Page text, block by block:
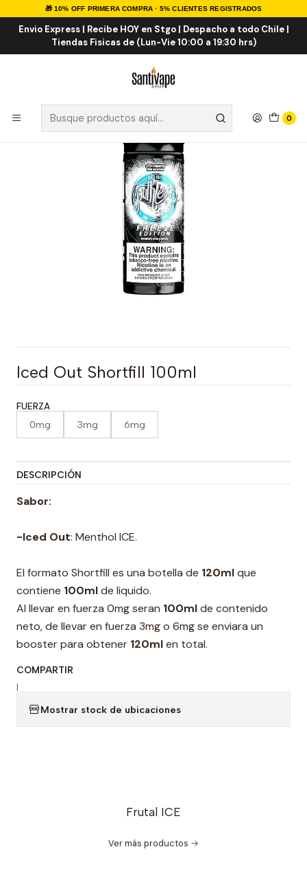
🎁 10% OFF PRIMERA COMPRA · 5% CLIENTES REGISTRADOS
Envio Express | Recibe HOY en Stgo | Despacho a todo Chile |
Tiendas Fisicas de (Lun-Vie 10:00 a 19:30 hrs)
0
Inicio E-LIQUID Frutal ICE Iced Out Shortfill 100ml
Iced Out Shortfill 100ml
FUERZA
0mg 3mg 6mg
DESCRIPCIÓN
Sabor:
-Iced Out: Menthol ICE.
El formato Shortfill es una botella de 120mlque
contiene 100mlde liquido.
Al llevar en fuerza 0mg seran 100mlde contenido
neto, de llevar en fuerza 3mg o 6mg se enviara un
booster para obtener 120mlen total.
COMPARTIR
|
Mostrar stock de ubicaciones
Frutal ICE
Ver más productos